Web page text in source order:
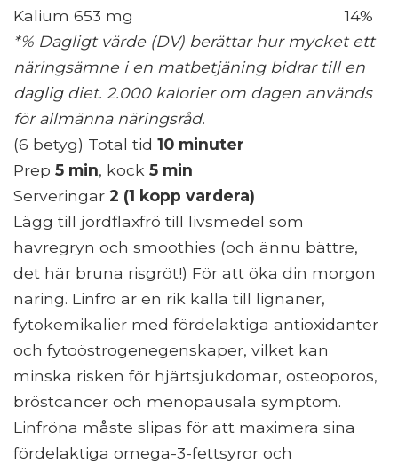
Kalium 653 mg
14%
*% Dagligt värde (DV) berättar hur mycket ett
näringsämne i en matbetjäning bidrar till en
daglig diet. 2.000 kalorier om dagen används
för allmänna näringsråd.
(6 betyg) Total tid 10 minuter
Prep 5 min, kock 5 min
Serveringar 2 (1 kopp vardera)
Lägg till jordflaxfrö till livsmedel som
havregryn och smoothies (och ännu bättre,
det här bruna risgröt!) För att öka din morgon
näring. Linfrö är en rik källa till lignaner,
fytokemikalier med fördelaktiga antioxidanter
och fytoöstrogenegenskaper, vilket kan
minska risken för hjärtsjukdomar, osteoporos,
bröstcancer och menopausala symptom.
Linfröna måste slipas för att maximera sina
fördelaktiga omega-3-fettsyror och